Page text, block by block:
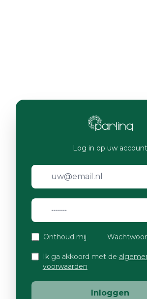
Log in op uw account
Onthoud mij
Ik ga akkoord met de
voorwaarden
Inloggen